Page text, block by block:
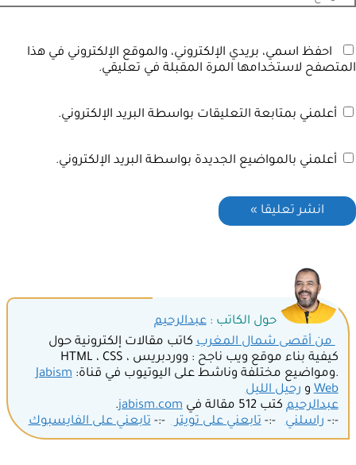
احفظ اسمي، بريدي الإلكتروني، والموقع الإلكتروني في هذا
المتصفح لاستخدامها المرة المقبلة في تعليقي.
أعلمني بمتابعة التعليقات بواسطة البريد الإلكتروني.
أعلمني بالمواضيع الجديدة بواسطة البريد الإلكتروني.
حول الكاتب :
عبدالرحيم
من أقصى شمال المغربكاتب مقالات إلكترونية حول
كيفية بناء موقع ويب ناجح : ووردبريس ، HTML ، CSS
.ومواضيع مختلفة وناشط على اليوتيوب في قناة:Jabism
Webو رحيل الليل
عبدالرحيم كتب 512 مقالة في jabism.com
.
-:- راسلني-:- تابعني على تويتر-:-تابعني على الفايسبوك